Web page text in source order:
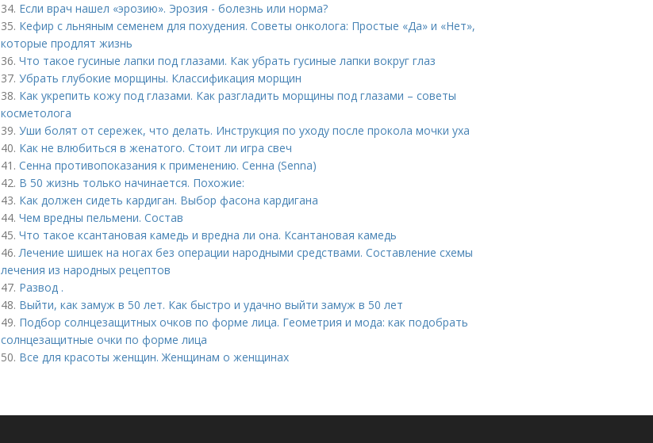
34. Если врач нашел «эрозию». Эрозия - болезнь или норма?
35. Кефир с льняным семенем для похудения. Советы онколога: Простые «Да» и «Нет»,
которые продлят жизнь
36. Что такое гусиные лапки под глазами. Как убрать гусиные лапки вокруг глаз
37. Убрать глубокие морщины. Классификация морщин
38. Как укрепить кожу под глазами. Как разгладить морщины под глазами – советы
косметолога
39. Уши болят от сережек, что делать. Инструкция по уходу после прокола мочки уха
40. Как не влюбиться в женатого. Стоит ли игра свеч
41. Сенна противопоказания к применению. Сенна (Senna)
42. В 50 жизнь только начинается. Похожие:
43. Как должен сидеть кардиган. Выбор фасона кардигана
44. Чем вредны пельмени. Состав
45. Что такое ксантановая камедь и вредна ли она. Ксантановая камедь
46.Лечение шишек на ногах без операции народными средствами. Составление схемы
лечения из народных рецептов
47. Развод .
48. Выйти, как замуж в 50 лет. Как быстро и удачно выйти замуж в 50 лет
49. Подбор солнцезащитных очков по форме лица. Геометрия и мода: как подобрать
солнцезащитные очки по форме лица
50. Все для красоты женщин. Женщинам о женщинах